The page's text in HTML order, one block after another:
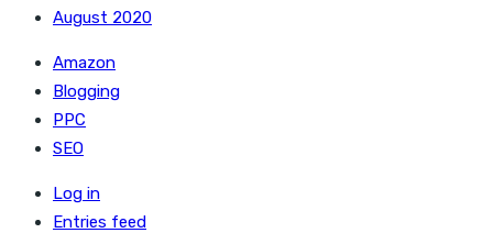
August 2020
Amazon
Blogging
PPC
SEO
Log in
Entries feed